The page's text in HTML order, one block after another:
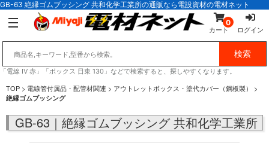
GB-63 絶縁ゴムブッシング 共和化学工業所の通販なら電設資材の電材ネット
0
カート ログイン
「電線 IV 赤」「ボックス 日東 130」などで検索すると、探しやすくなります。
TOP > 電線管付属品・配管材関連 > アウトレットボックス・塗代カバー（鋼板製） >
絶縁ゴムブッシング
GB-63｜絶縁ゴムブッシング 共和化学工業所